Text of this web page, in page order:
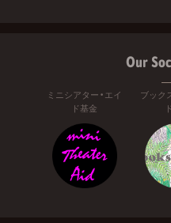
Our
ミニシアター・エイ
ド基金
ブック